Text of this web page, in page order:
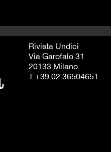
Rivista Undici
Via Garofalo 31
20133 Milano
T +39 02 36504651